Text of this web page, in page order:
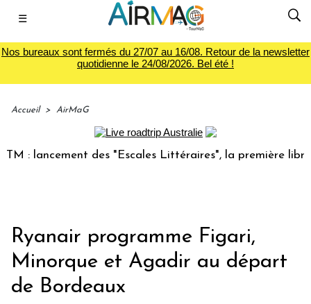
☰
Nos bureaux sont fermés du 27/07 au 16/08. Retour de la newsletter
quotidienne le 24/08/2026. Bel été !
Accueil > AirMaG
lancement des "Escales Littéraires", la première librairie
Ryanair programme Figari,
Minorque et Agadir au départ
de Bordeaux